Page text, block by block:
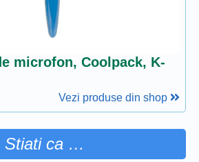
microfon, Coolpack, K-
Vezi produse din shop
Stiati ca …